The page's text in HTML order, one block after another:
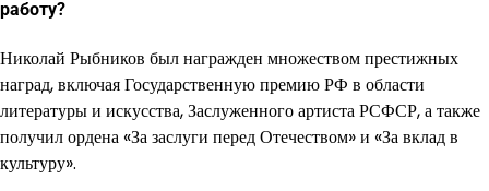
работу?
Николай Рыбников был награжден множеством престижных
наград, включая Государственную премию РФ в области
литературы и искусства, Заслуженного артиста РСФСР, а также
получил ордена «За заслуги перед Отечеством» и «За вклад в
культуру».